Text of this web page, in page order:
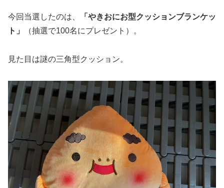
今回当選したのは、
「やきおにお型クッションブランケッ
ト」
（抽選で100名にプレゼント）。
見た目は謎の三角型クッション。